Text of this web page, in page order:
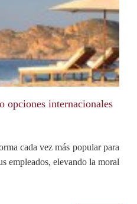
opciones internacionales
cada vez más popular para
empleados, elevando la moral